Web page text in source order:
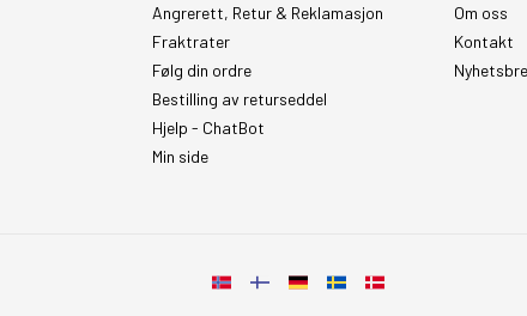
Angrerett, Retur & Reklamasjon
Fraktrater
Følg din ordre
Bestilling av returseddel
Hjelp - ChatBot
Min side
Om oss
Kontakt